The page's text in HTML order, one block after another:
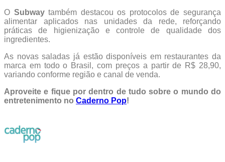
O Subwaytambém destacou os protocolos de segurança
alimentar aplicados nas unidades da rede, reforçando
práticas de higienização e controle de qualidade dos
ingredientes.
As novas saladas já estão disponíveis em restaurantes da
marca em todo o Brasil, com preços a partir de R$ 28,90,
variando conforme região e canal de venda.
Aproveite e fique por dentro de tudo sobre o mundo do
entretenimento no Caderno Pop!